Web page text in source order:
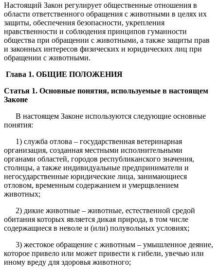
Настоящий Закон регулирует общественные отношения в
области ответственного обращения с животными в целях их
защиты, обеспечения безопасности, укрепления
нравственности и соблюдения принципов гуманности
общества при обращении с животными, а также защиты прав
и законных интересов физических и юридических лиц при
обращении с животными.
Глава 1. ОБЩИЕ ПОЛОЖЕНИЯ
Статья 1. Основные понятия, используемые в настоящем
Законе
В настоящем Законе используются следующие основные
понятия:
1) служба отлова – государственная ветеринарная
организация, созданная местными исполнительными
органами областей, городов республиканского значения,
столицы, а также индивидуальные предприниматели и
негосударственные юридические лица, занимающиеся
отловом, временным содержанием и умерщвлением
животных;
2) дикие животные – животные, естественной средой
обитания которых является дикая природа, в том числе
содержащиеся в неволе и (или) полувольных условиях;
3) жестокое обращение с животным – умышленное деяние,
которое привело или может привести к гибели, увечью или
иному вреду для здоровья животного;